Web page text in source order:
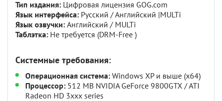
Тип издания: Цифровая лицензия GOG.com
Язык интерфейса: Русский / Английский |MULTi
Язык озвучки: Английский / MULTi
Таблэтка: Не требуется (DRM-Free )
Системные требования:
Операционная система: Windows XP и выше (х64)
Процессор: 512 MB NVIDIA GeForce 9800GTX / ATI
Radeon HD 3xxx series